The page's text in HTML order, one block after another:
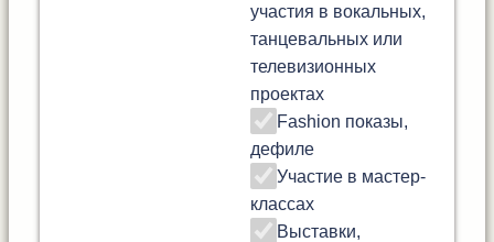
участия в вокальных,
танцевальных или
телевизионных
проектах
Fashion показы,
дефиле
Участие в мастер-
классах
Выставки,